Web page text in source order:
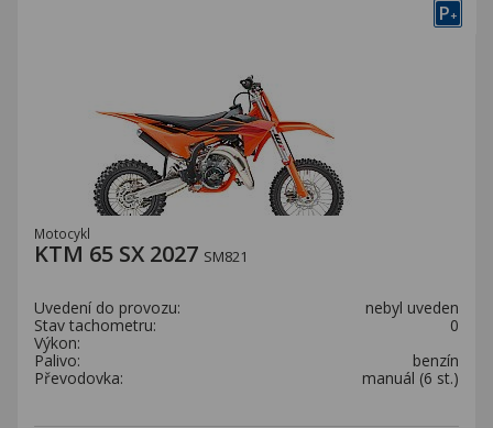
P+
Motocykl
KTM 65 SX 2027 SM821
Uvedení do provozu:
nebyl uveden
Stav tachometru:
0
Výkon:
Palivo:
benzín
Převodovka:
manuál (6 st.)